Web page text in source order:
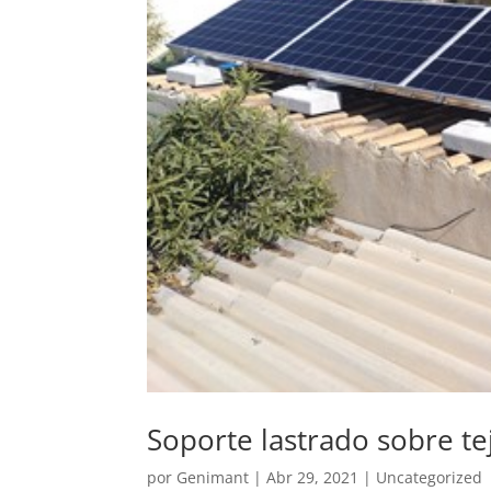
Soporte lastrado sobre
por Genimant |Abr 29, 2021 | Uncategorized